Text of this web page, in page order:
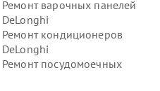
Ремонт варочных панелей
DeLonghi
Ремонт кондиционеров
DeLonghi
Ремонт посудомоечных